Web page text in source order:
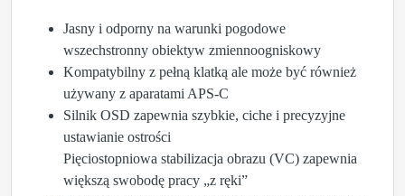
Jasny i odporny na warunki pogodowe
wszechstronny obiektyw zmiennoogniskowy
Kompatybilny z pełną klatką ale może być również
używany z aparatami APS-C
Silnik OSD zapewnia szybkie, ciche i precyzyjne
ustawianie ostrości
Pięciostopniowa stabilizacja obrazu (VC) zapewnia
większą swobodę pracy „z ręki”